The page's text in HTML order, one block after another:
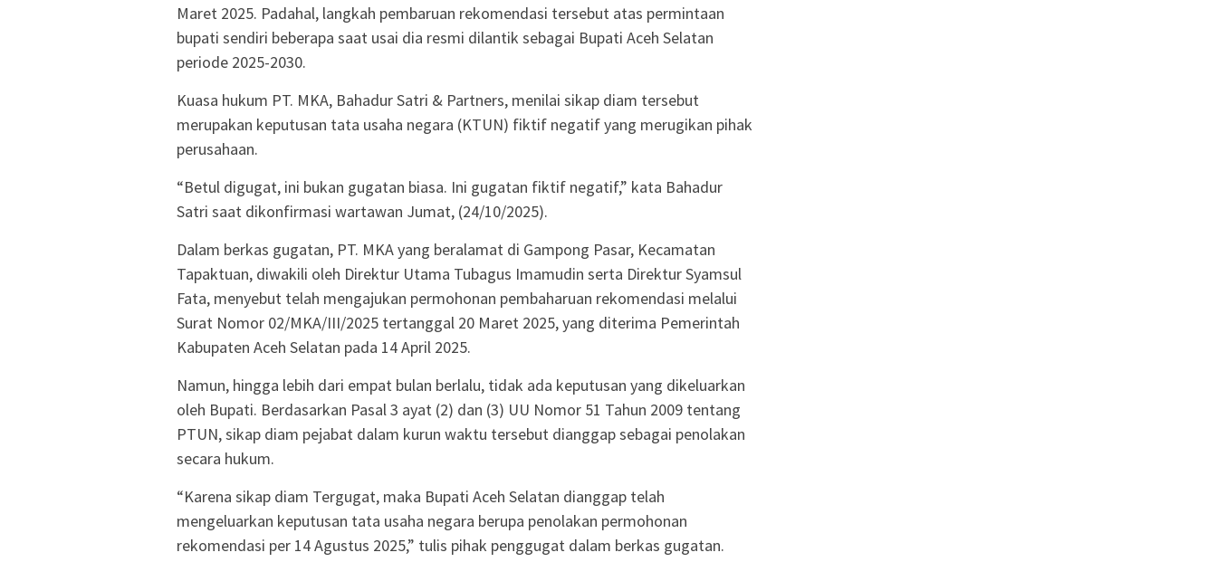
Maret 2025. Padahal, langkah pembaruan rekomendasi tersebut atas permintaan
bupati sendiri beberapa saat usai dia resmi dilantik sebagai Bupati Aceh Selatan
periode 2025-2030.
Kuasa hukum PT. MKA, Bahadur Satri & Partners, menilai sikap diam tersebut
merupakan keputusan tata usaha negara (KTUN) fiktif negatif yang merugikan pihak
perusahaan.
“Betul digugat, ini bukan gugatan biasa. Ini gugatan fiktif negatif,” kata Bahadur
Satri saat dikonfirmasi wartawan Jumat, (24/10/2025).
Dalam berkas gugatan, PT. MKA yang beralamat di Gampong Pasar, Kecamatan
Tapaktuan, diwakili oleh Direktur Utama Tubagus Imamudin serta Direktur Syamsul
Fata, menyebut telah mengajukan permohonan pembaharuan rekomendasi melalui
Surat Nomor 02/MKA/III/2025 tertanggal 20 Maret 2025, yang diterima Pemerintah
Kabupaten Aceh Selatan pada 14 April 2025.
Namun, hingga lebih dari empat bulan berlalu, tidak ada keputusan yang dikeluarkan
oleh Bupati. Berdasarkan Pasal 3 ayat (2) dan (3) UU Nomor 51 Tahun 2009 tentang
PTUN, sikap diam pejabat dalam kurun waktu tersebut dianggap sebagai penolakan
secara hukum.
“Karena sikap diam Tergugat, maka Bupati Aceh Selatan dianggap telah
mengeluarkan keputusan tata usaha negara berupa penolakan permohonan
rekomendasi per 14 Agustus 2025,” tulis pihak penggugat dalam berkas gugatan.